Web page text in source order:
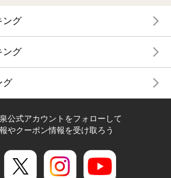
ング
ング
グ
公式アカウントをフォローして
やクーポン情報を受け取ろう